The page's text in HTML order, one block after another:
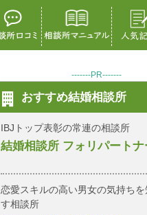
-------PR-------
おすすめ結婚相談所
IBJトップ表彰の常連の相談所
結婚相談所 フォリパートナ
恋愛スキルの高い男女の気持ちを
す相談所